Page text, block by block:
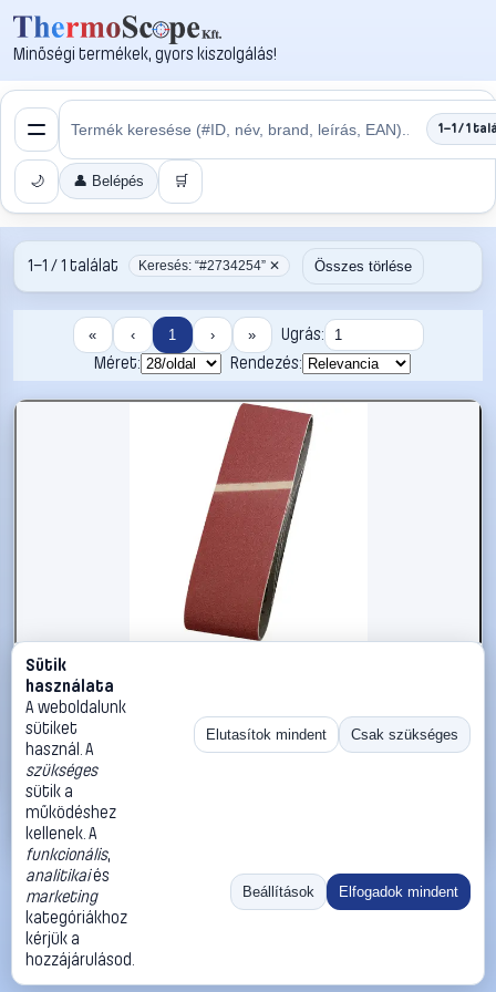
Minőségi termékek, gyors kiszolgálás!
1–1 / 1
🌙 👤 Belépés 🛒
1–1 / 1 találat Keresés: “#2734254” ✕ Összes törlése
« ‹ 1 › »
Ugrás:
Méret:
Rendezés:
#2734254
kwb 912512 Csiszolószalag készlet Szemcsézet 120 (H x
Sz) 533 mm x 75 mm 3 db
kwb Csiszolópapír
4 090 Ft
Kosárba
«
Ugrás:
Méret:
Rendezés:
©2026
ThermoScope
ÁSZF
Cégbemutató
Sütik
használata
A weboldalunk
sütiket
használ. A
szükséges
sütik a
működéshez
kellenek. A
funkcionális,
analitikaiés
marketing
kategóriákhoz
kérjük a
hozzájárulásod.
Elutasítok mindent Csak szükséges
Beállítások Elfogadok mindent